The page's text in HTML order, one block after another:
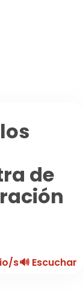
de
s🔊 Escuchar